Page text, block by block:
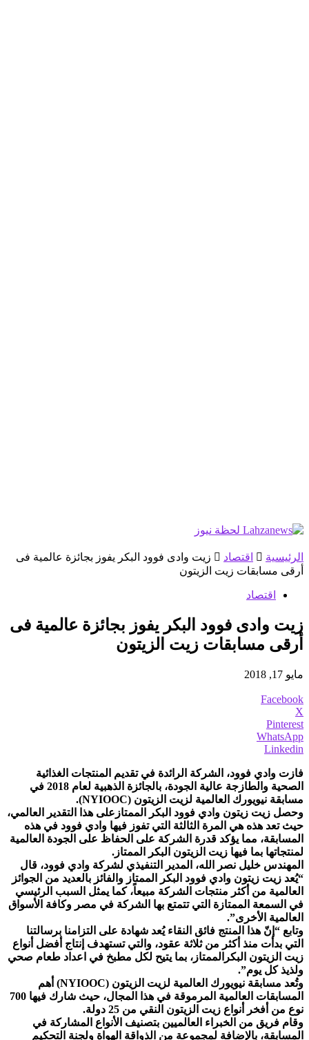
الرئيسية اقتصاد
زيت وادى فوود البكر يفوز بجائزة عالمية فى
أرقى مسابقات زيت الزيتون
اقتصاد
زيت وادى فوود البكر يفوز بجائزة عالمية فى
أرقى مسابقات زيت الزيتون
مايو 17, 2018
Facebook
X
Pinterest
WhatsApp
Linkedin
فازت وادي فوود، الشركة الرائدة في تقديم المنتجات الغذائية
الصحية والطازجة عالية الجودة، بالجائزة الذهبية لعام 2018 في
مسابقة نيويورك العالمية لزيت الزيتون (NYIOOC).
وحصل زيت زيتون وادي فوود البكر الممتازعلى هذا التقدير العالمي،
حيث تعد هذه هي المرة الثالثة التي تفوز فيها وادي فوود في هذه
المسابقة، مما يؤكد قدرة الشركة على الحفاظ على الجودة العالمية
لمنتجاتها بما فيها زيت الزيتون البكر الممتاز.
المهندس خليل نصر الله، المدير التنفيذي لشركة وادي فوود، قال
“يُعد زيت زيتون وادي فوود البكر الممتاز والفائز بالعديد من الجوائز
العالمية من أكثر منتجات الشركة مبيعاً، كما يمثل السبب الرئيسي
في السمعة الممتازة التي تتمتع بها الشركة في مصر وكافة الأسواق
العالمية الأخرى”.
وتابع “إنّ هذا المنتج فائق النقاء يُعد شهادة على التزامنا برسالتنا
التي بدأت منذ أكثر من ثلاثة عقود، والتي تستهدف إنتاج أفضل أنواع
زيت الزيتون البكرالممتاز، بما يتيح لكل مطبخ في اعداد طعام صحي
ولذيذ كل يوم”.
وتُعد مسابقة نيويورك العالمية لزيت الزيتون (NYIOOC) أهم
المسابقات العالمية المرموقة في هذا المجال، حيث شارك فيها 700
نوع من أفخر أنواع زيت الزيتون النقي من 25 دولة.
وقام فريق من الخبراء العالميين بتصنيف الأنواع المشاركة في
المسابقة، بالإضافة لمجموعة من الذواقة الهواة ولجنة التحكيم